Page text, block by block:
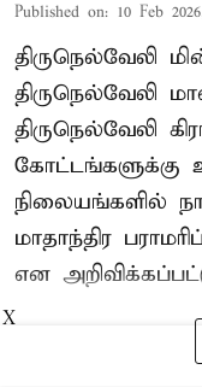
Published on: 10 Feb
திருநெல்வேலி
திருநெல்வேலி
திருநெல்வேலி
கோட்டங்களுக்கு
நிலையங்களில்
மாதாந்திர
என
X